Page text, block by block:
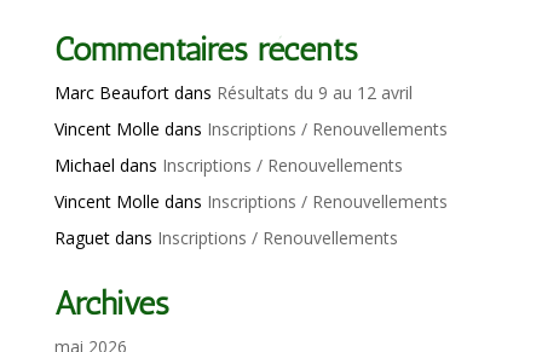
Commentaires récents
Marc Beaufortdans Résultats du 9 au 12 avril
Vincent Molle dans Inscriptions / Renouvellements
Michael dans Inscriptions / Renouvellements
Vincent Molle dans Inscriptions / Renouvellements
Raguetdans Inscriptions / Renouvellements
Archives
mai 2026